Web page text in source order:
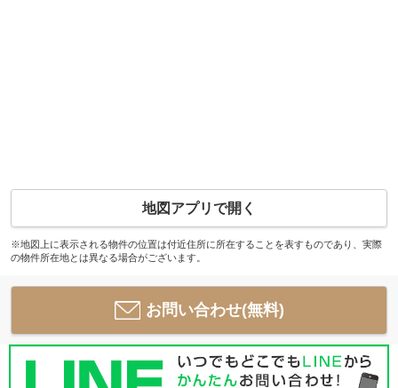
地図アプリで開く
※地図上に表示される物件の位置は付近住所に所在することを表すものであり、実際
の物件所在地とは異なる場合がございます。
お問い合わせ(無料)